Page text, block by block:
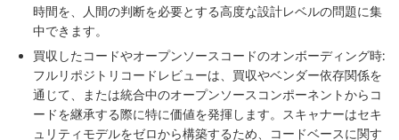
時間を、人間の判断を必要とする高度な設計レベルの問題に集
中できます。
買収したコードやオープンソースコードのオンボーディング時:
フルリポジトリコードレビューは、買収やベンダー依存関係を
通じて、または統合中のオープンソースコンポーネントからコ
ードを継承する際に特に価値を発揮します。スキャナーはセキ
ュリティモデルをゼロから構築するため、コードベースに関す